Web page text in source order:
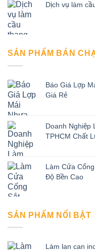
Dịch vụ làm
SẢN PHẨM BÁN
Báo Giá Lợp
Giá Rẻ
Doanh Nghiệp
TPHCM Chất
Làm Cửa
Độ Bền Cao
SẢN PHẨM NỔI BẬT
Làm lan can